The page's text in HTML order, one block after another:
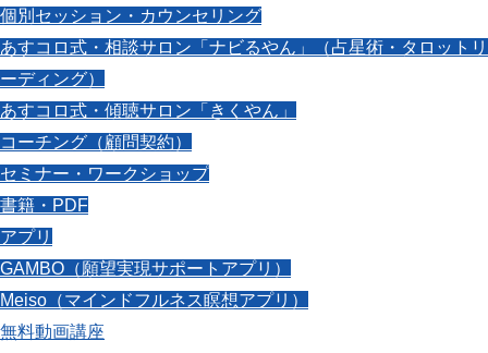
個別セッション・カウンセリング
あすコロ式・相談サロン「ナビるやん」（占星術・タロットリ
ーディング）
あすコロ式・傾聴サロン「きくやん」
コーチング（顧問契約）
セミナー・ワークショップ
書籍・PDF
アプリ
GAMBO（願望実現サポートアプリ）
Meiso（マインドフルネス瞑想アプリ）
無料動画講座